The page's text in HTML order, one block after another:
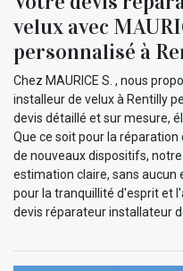
velux avec
personnalisé à
Chez MAURICE S. , nous
installeur de velux à Rentilly
devis détaillé et sur mesure,
Que ce soit pour la
de nouveaux dispositifs,
estimation claire, sans
pour la tranquillité d'esprit et
devis réparateur installateur